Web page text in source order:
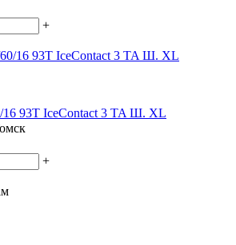
+
16 93T IceContact 3 TA Ш. XL
+